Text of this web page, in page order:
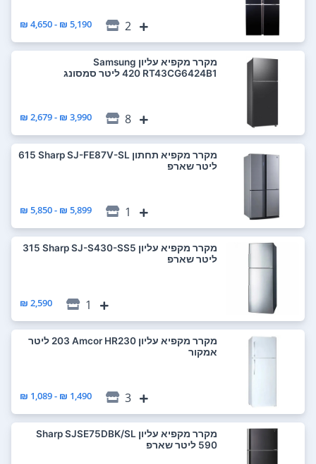
2
5,190 ₪ - 4,650 ₪
מקרר ‏מקפיא עליון Samsung
RT43CG6424B1 ‏420 ‏ליטר סמסונג
8
3,990 ₪ - 2,679 ₪
מקרר ‏מקפיא תחתון Sharp SJ-FE87V-SL ‏615
‏ליטר שארפ
1
5,899 ₪ - 5,850 ₪
מקרר ‏מקפיא עליון Sharp SJ-S430-SS5 ‏315
‏ליטר שארפ
1
2,590 ₪
מקרר ‏מקפיא עליון Amcor HR230 ‏203 ‏ליטר
אמקור
3
1,490 ₪ - 1,089 ₪
מקרר ‏מקפיא עליון Sharp SJSE75DBK/SL